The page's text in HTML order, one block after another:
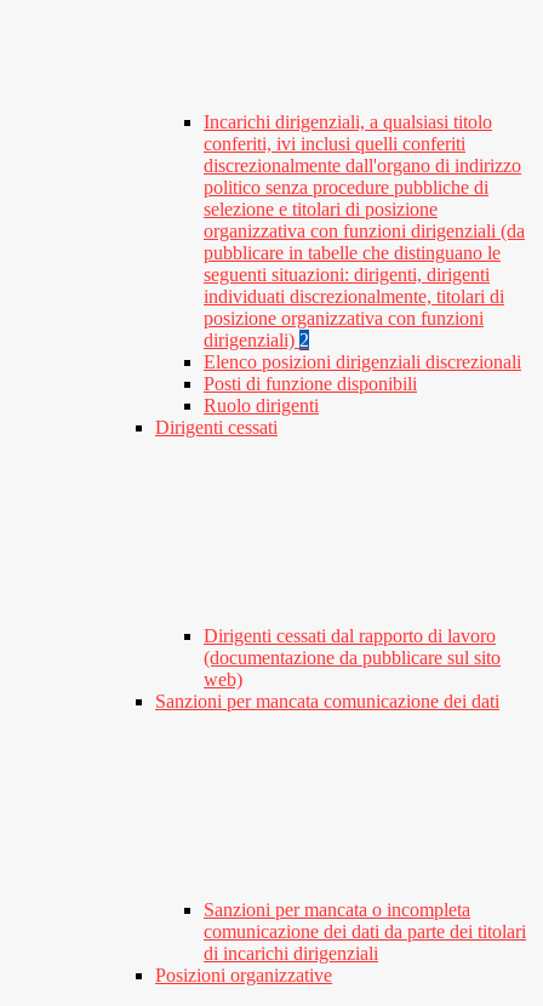
Incarichi dirigenziali, a qualsiasi titolo
conferiti, ivi inclusi quelli conferiti
discrezionalmente dall'organo di indirizzo
politico senza procedure pubbliche di
selezione e titolari di posizione
organizzativa con funzioni dirigenziali (da
pubblicare in tabelle che distinguano le
seguenti situazioni: dirigenti, dirigenti
individuati discrezionalmente, titolari di
posizione organizzativa con funzioni
dirigenziali) 2
Elenco posizioni dirigenziali discrezionali
Posti di funzione disponibili
Ruolo dirigenti
Dirigenti cessati
Dirigenti cessati dal rapporto di lavoro
(documentazione da pubblicare sul sito
web)
Sanzioni per mancata comunicazione dei dati
Sanzioni per mancata o incompleta
comunicazione dei dati da parte dei titolari
di incarichi dirigenziali
Posizioni organizzative